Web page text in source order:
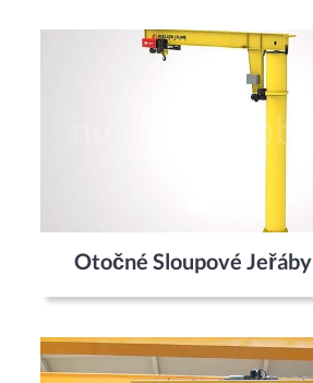
Otočné Sloupové Jeřáby